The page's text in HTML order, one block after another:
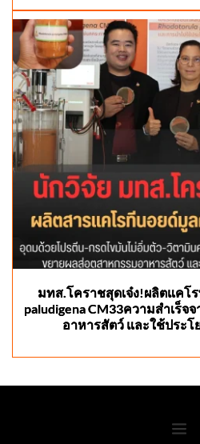
มทส.โคราชสุดเจ๋ง!ผลิตแคโ
paludigena CM33ความสำเร็
อาหารสัตว์ และใช้ประ